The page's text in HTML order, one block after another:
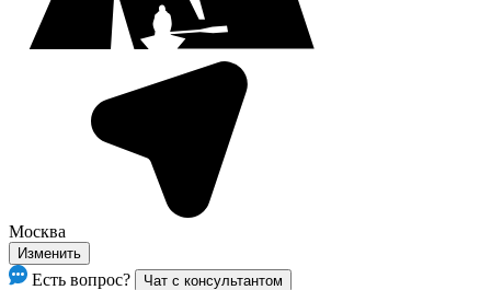
Москва
Изменить
Есть вопрос? Чат с консультантом